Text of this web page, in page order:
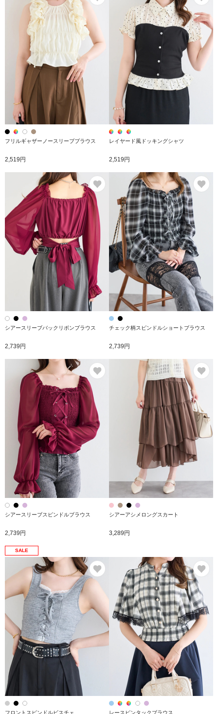
フリルギャザーノースリーブブラウス
2,519円
レイヤード風ドッキングシャツ
2,519円
お気に入り
シアースリーブバックリボンブラウス
2,739円
チェック柄スピンドルショートブラウス
2,739円
シアースリーブスピンドルブラウス
2,739円
シアーアシメロングスカート
3,289円
SALE
フロントスピンドルビスチェ レースピンタックブラウス